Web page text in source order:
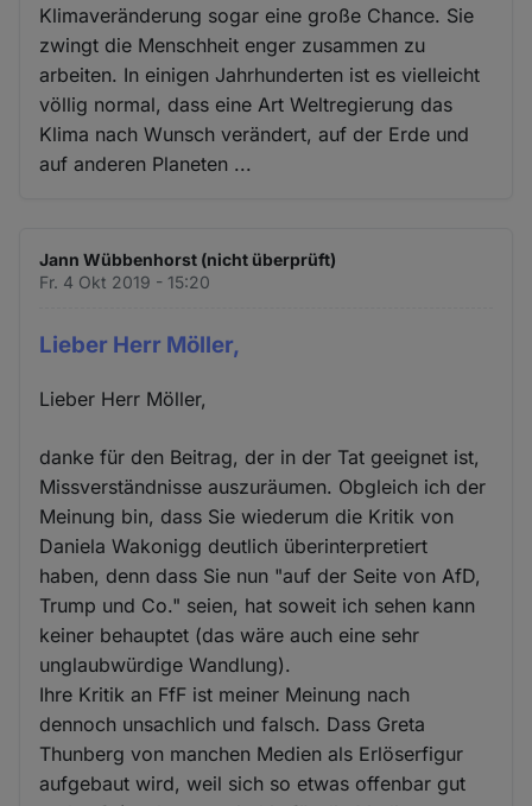
Klimaveränderung sogar eine große Chance. Sie
zwingt die Menschheit enger zusammen zu
arbeiten. In einigen Jahrhunderten ist es vielleicht
völlig normal, dass eine Art Weltregierung das
Klima nach Wunsch verändert, auf der Erde und
auf anderen Planeten ...
Jann Wübbenhorst (nicht überprüft)
Fr. 4 Okt 2019 - 15:20
Lieber Herr Möller,
Lieber Herr Möller,
danke für den Beitrag, der in der Tat geeignet ist,
Missverständnisse auszuräumen. Obgleich ich der
Meinung bin, dass Sie wiederum die Kritik von
Daniela Wakonigg deutlich überinterpretiert
haben, denn dass Sie nun "auf der Seite von AfD,
Trump und Co." seien, hat soweit ich sehen kann
keiner behauptet (das wäre auch eine sehr
unglaubwürdige Wandlung).
Ihre Kritik an FfF ist meiner Meinung nach
dennoch unsachlich und falsch. Dass Greta
Thunberg von manchen Medien als Erlöserfigur
aufgebaut wird, weil sich so etwas offenbar gut